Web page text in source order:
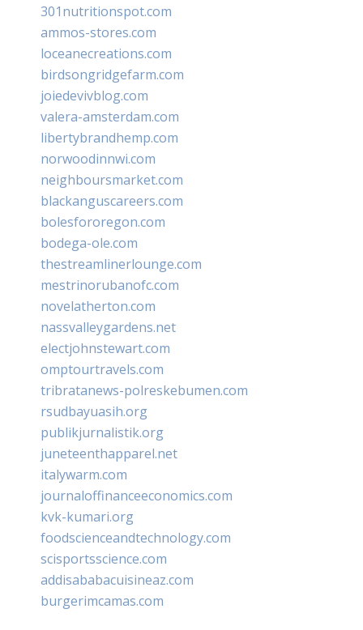
301nutritionspot.com
ammos-stores.com
loceanecreations.com
birdsongridgefarm.com
joiedevivblog.com
valera-amsterdam.com
libertybrandhemp.com
norwoodinnwi.com
neighboursmarket.com
blackanguscareers.com
bolesfororegon.com
bodega-ole.com
thestreamlinerlounge.com
mestrinorubanofc.com
novelatherton.com
nassvalleygardens.net
electjohnstewart.com
omptourtravels.com
tribratanews-polreskebumen.com
rsudbayuasih.org
publikjurnalistik.org
juneteenthapparel.net
italywarm.com
journaloffinanceeconomics.com
kvk-kumari.org
foodscienceandtechnology.com
scisportsscience.com
addisababacuisineaz.com
burgerimcamas.com